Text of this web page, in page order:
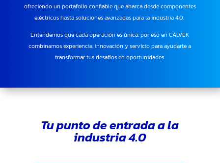
ofreciendo un portafolio confiable que abarca desde componentes
eléctricos hasta soluciones avanzadas para la industria 4.0.
Entendemos que cada operación es única, por eso en CALVEK
combinamos experiencia, innovación y servicio para ayudarte a
transformar tus desafíos en oportunidades.
Tu punto de entrada a la
industria 4.0